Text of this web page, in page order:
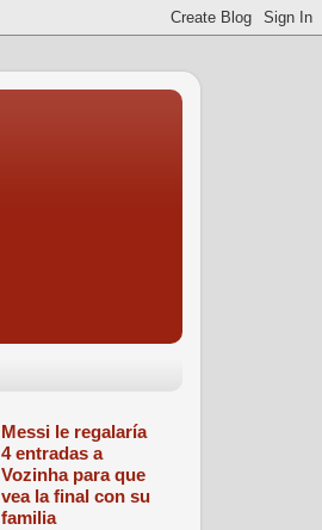
Messi le regalaría
4 entradas a
Vozinha para que
vea la final con su
familia